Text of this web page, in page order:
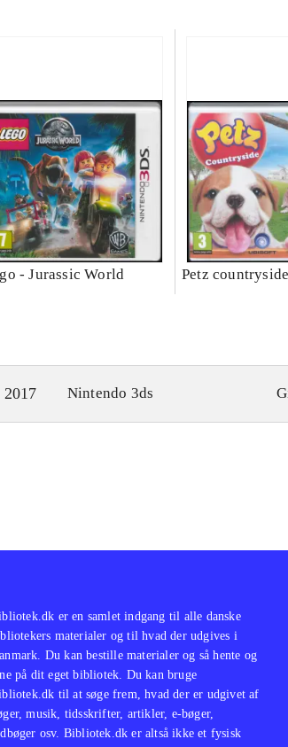
- Jurassic World Petz countryside
2017 Nintendo 3ds
er en samlet indgang til alle danske
materialer og til hvad der udgives i
Du kan bestille materialer og så hente og
på dit eget bibliotek. Du kan bruge
til at søge frem, hvad der er udgivet af
musik, tidsskrifter, artikler, e-bøger,
osv. Bibliotek.dk er altså ikke et fysisk